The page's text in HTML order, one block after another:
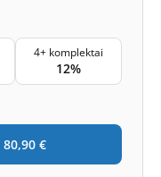
4+ komplektai
12%
80,90 €